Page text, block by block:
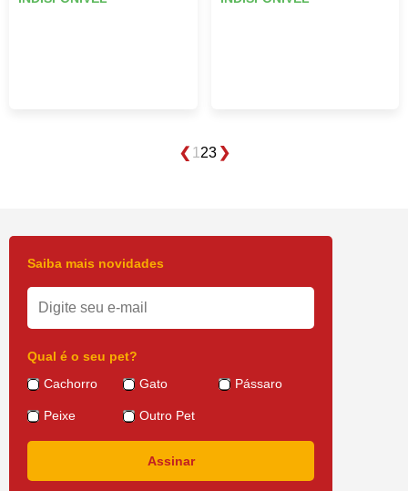
1 23
Saiba mais novidades
Qual é o seu pet?
Cachorro
Gato Pássaro
Peixe Outro Pet